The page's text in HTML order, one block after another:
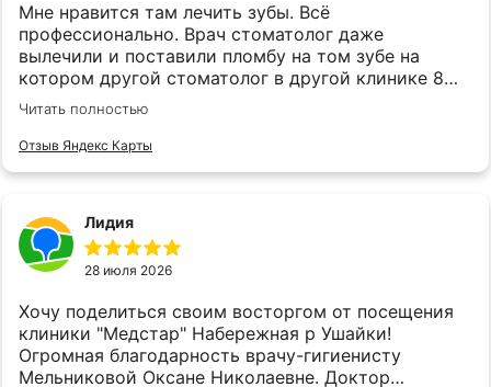
Мне нравится там лечить зубы. Всё
профессионально. Врач стоматолог даже
вылечили и поставили пломбу на том зубе на
котором другой стоматолог в другой клинике 8
лет назад крест поставил,и сказал нужно удалить.
Сыну там же зубы лечим,и удаляем. Мужчина
детский стоматолог всё делает качественно. А
Читать полностью
Отзыв Яндекс Карты
Лидия
28 июля 2026
Хочу поделиться своим восторгом от посещения
клиники "Медстар" Набережная р Ушайки!
Огромная благодарность врачу-гигиенисту
Мельниковой Оксане Николаевне. Доктор